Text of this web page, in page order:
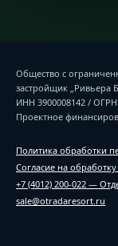
Общество с
застройщик „Ривьера
ИНН 3900008142 / ОГРН
Проектное
Политика обработки
Согласие на
+7 (4012) 200-022 —
sale@otradaresort.ru